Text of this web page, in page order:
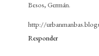
Besos, Germán.
http://
Responder